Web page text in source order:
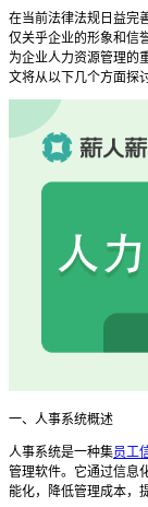
在当前法律法规日益完
仅关乎企业的形象和信
为企业人力资源管理的
文将从以下几个方面探
一、人事系统概述
人事系统是一种集员工
管理软件。它通过信息
能化，降低管理成本，